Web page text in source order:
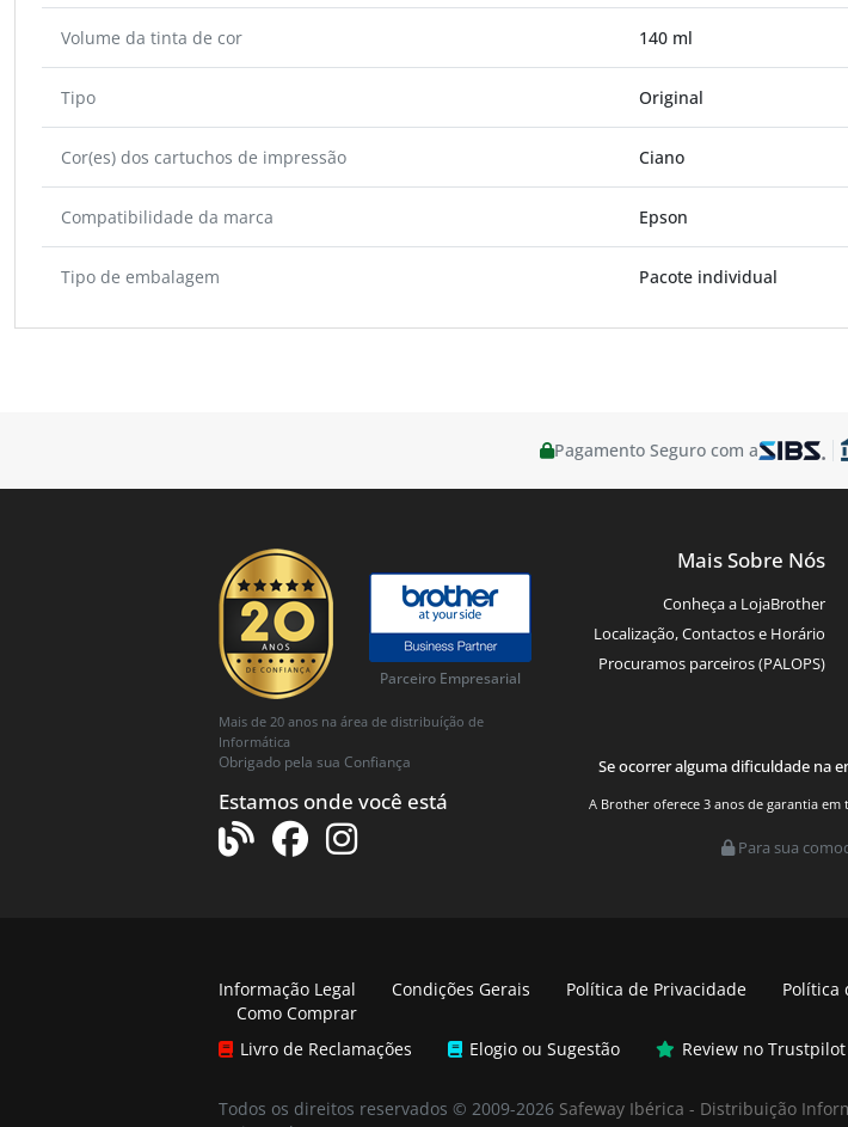
Volume da tinta de cor 140 ml
Tipo Original
Cor(es) dos cartuchos de impressão Ciano
Compatibilidade da marca Epson
Tipo de embalagem Pacote individual
Pagamento Seguro com a
Parceiro Empresarial
Mais de 20 anos na área de distribuíção de
Informática
Obrigado pela sua Confiança
Estamos onde você está
Mais Sobre Nós
Conheça a LojaBrother
Localização, Contactos e Horário
Procuramos parceiros (PALOPS)
Se ocorrer alguma dificuldade na
A Brother oferece 3 anos de garantia
Para sua
Informação Legal Condições Gerais Política de Privacidade
Política
Como Comprar
Livro de Reclamações
Elogio ou Sugestão Review no Trustpilot
Todos os direitos reservados © 2009-2026 Safeway Ibérica - Distribuição